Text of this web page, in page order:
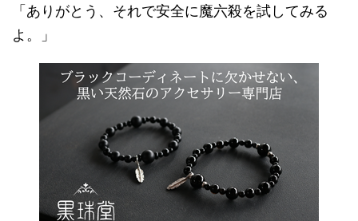
「ありがとう、それで安全に魔六殺を試してみる
よ。」